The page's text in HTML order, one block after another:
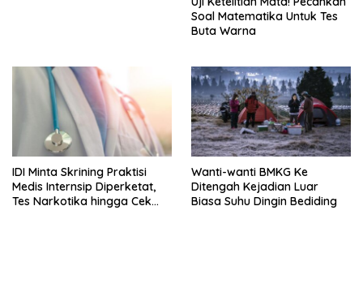
Soal Matematika Untuk Tes
Buta Warna
IDI Minta Skrining Praktisi
Medis Internsip Diperketat,
Tes Narkotika hingga Cek
Wanti-wanti BMKG Ke
Ditengah Kejadian Luar
Biasa Suhu Dingin Bediding